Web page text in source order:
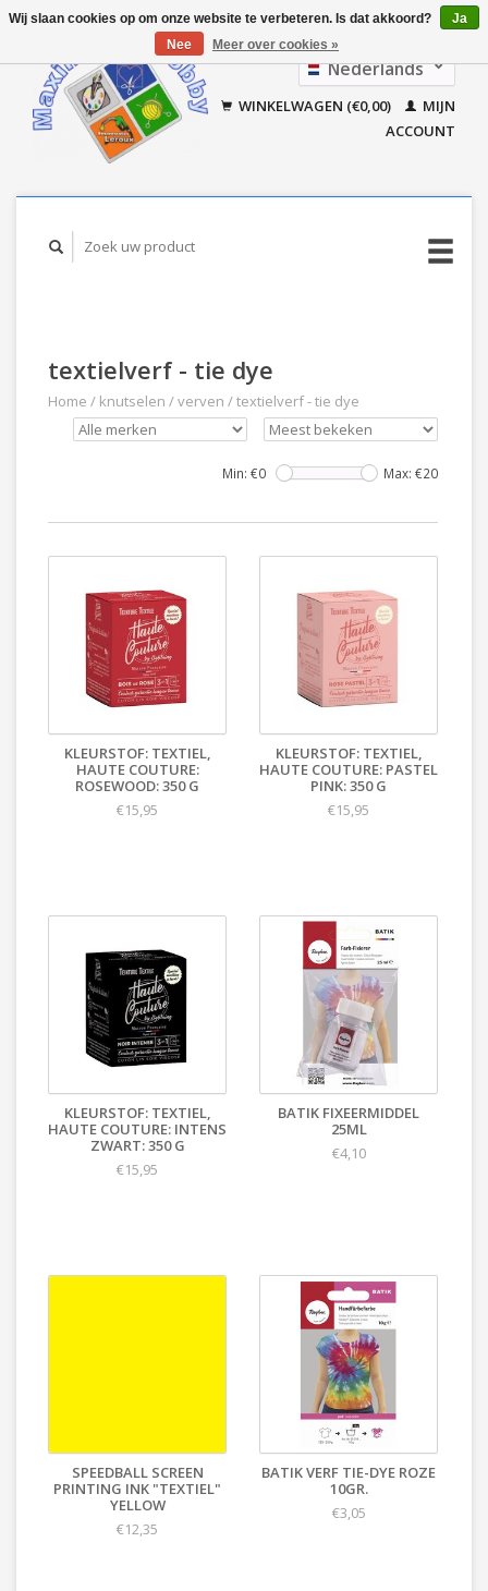
Nederlands
Français
WINKELWAGEN (€0,00)
MIJN
ACCOUNT
textielverf - tie dye
Home / knutselen /verven /textielverf - tie dye
Min: €0 Max: €20
KLEURSTOF: TEXTIEL,
HAUTE COUTURE:
ROSEWOOD: 350 G
€15,95
KLEURSTOF: TEXTIEL,
HAUTE COUTURE: PASTEL
PINK: 350 G
€15,95
KLEURSTOF: TEXTIEL,
HAUTE COUTURE: INTENS
ZWART: 350 G
€15,95
BATIK FIXEERMIDDEL
25ML
€4,10
SPEEDBALL SCREEN
PRINTING INK "TEXTIEL"
YELLOW
€12,35
BATIK VERF TIE-DYE ROZE
10GR.
€3,05
Wij slaan cookies op om onze website te verbeteren. Is dat akkoord?
Ja
Nee
Meer over cookies »